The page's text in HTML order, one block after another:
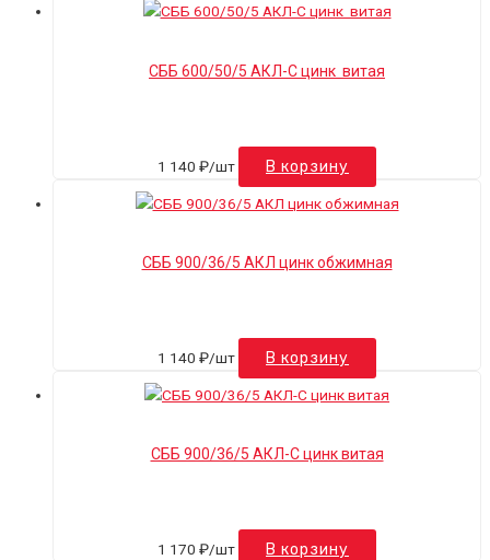
СББ 600/50/5 АКЛ-С цинк витая
1 140 ₽/шт В корзину
СББ 900/36/5 АКЛ цинк обжимная
1 140 ₽/шт В корзину
СББ 900/36/5 АКЛ-С цинк витая
1 170 ₽/шт В корзину